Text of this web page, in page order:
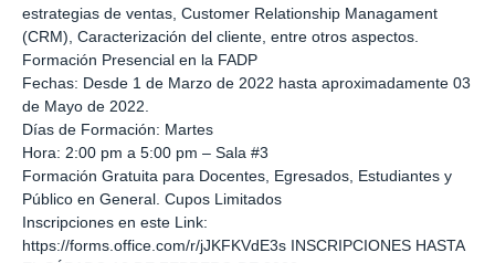
estrategias de ventas, Customer Relationship Managament
(CRM), Caracterización del cliente, entre otros aspectos.
Formación Presencial en la FADP
Fechas: Desde 1 de Marzo de 2022 hasta aproximadamente 03
de Mayo de 2022.
Días de Formación: Martes
Hora: 2:00 pm a 5:00 pm – Sala #3
Formación Gratuita para Docentes, Egresados, Estudiantes y
Público en General. Cupos Limitados
Inscripciones en este Link:
https://forms.office.com/r/jJKFKVdE3s INSCRIPCIONES HASTA